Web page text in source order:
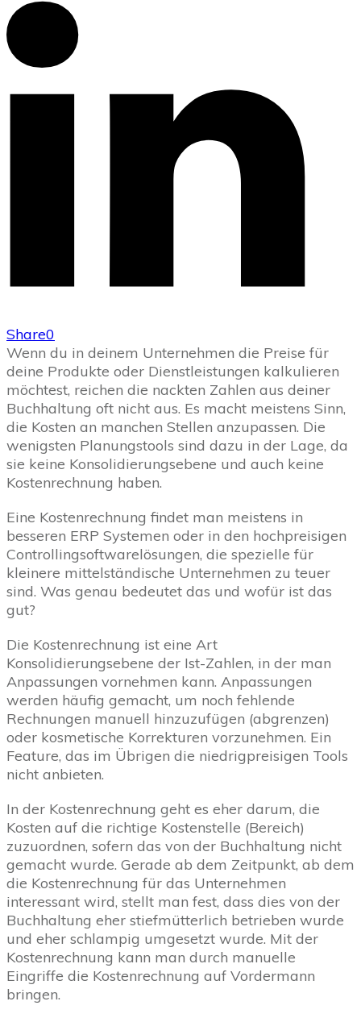
Share0
Wenn du in deinem Unternehmen die Preise für
deine Produkte oder Dienstleistungen kalkulieren
möchtest, reichen die nackten Zahlen aus deiner
Buchhaltung oft nicht aus. Es macht meistens Sinn,
die Kosten an manchen Stellen anzupassen. Die
wenigsten Planungstools sind dazu in der Lage, da
sie keine Konsolidierungsebene und auch keine
Kostenrechnung haben.
Eine Kostenrechnung findet man meistens in
besseren ERP Systemen oder in den hochpreisigen
Controllingsoftwarelösungen, die spezielle für
kleinere mittelständische Unternehmen zu teuer
sind. Was genau bedeutet das und wofür ist das
gut?
Die Kostenrechnung ist eine Art
Konsolidierungsebene der Ist-Zahlen, in der man
Anpassungen vornehmen kann. Anpassungen
werden häufig gemacht, um noch fehlende
Rechnungen manuell hinzuzufügen (abgrenzen)
oder kosmetische Korrekturen vorzunehmen. Ein
Feature, das im Übrigen die niedrigpreisigen Tools
nicht anbieten.
In der Kostenrechnung geht es eher darum, die
Kosten auf die richtige Kostenstelle (Bereich)
zuzuordnen, sofern das von der Buchhaltung nicht
gemacht wurde. Gerade ab dem Zeitpunkt, ab dem
die Kostenrechnung für das Unternehmen
interessant wird, stellt man fest, dass dies von der
Buchhaltung eher stiefmütterlich betrieben wurde
und eher schlampig umgesetzt wurde. Mit der
Kostenrechnung kann man durch manuelle
Eingriffe die Kostenrechnung auf Vordermann
bringen.